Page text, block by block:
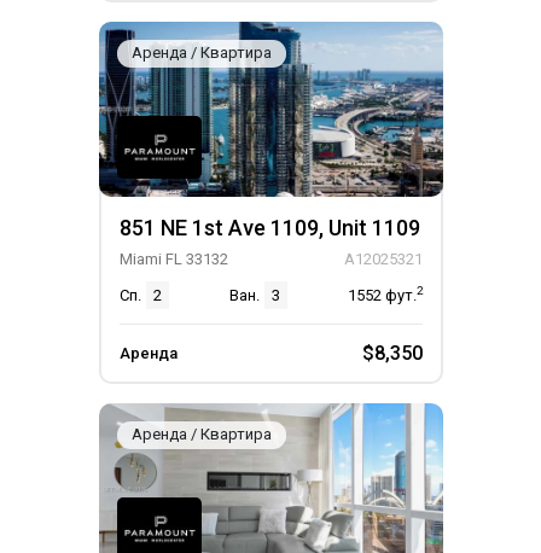
Аренда / Квартира
851 NE 1st Ave 1109, Unit 1109
Miami FL 33132
A12025321
Сп.
2 Ван. 3 1552 фут.2
Аренда $8,350
Аренда / Квартира